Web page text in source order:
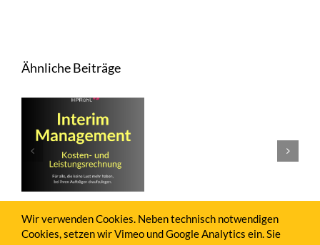
Ähnliche Beiträge
Juristen
Interview zu
Wir verwenden Cookies. Neben technisch notwendigen
Cookies, setzen wir Vimeo und Google Analytics ein. Sie